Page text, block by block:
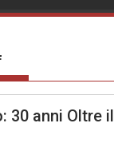
30 anni Oltre il